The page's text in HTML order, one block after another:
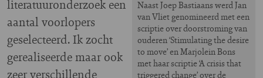
Naast Joep Bastiaans werd Jan
van Vliet genomineerd met een
scriptie over doorstroming van
ouderen ‘Stimulating the desire
to move’ en Marjolein Bons
met haar scriptie ‘A crisis that
triggered change’ over de
literatuuronderzoek een
aantal voorlopers
geselecteerd. Ik zocht
gerealiseerde maar ook
zeer verschillende